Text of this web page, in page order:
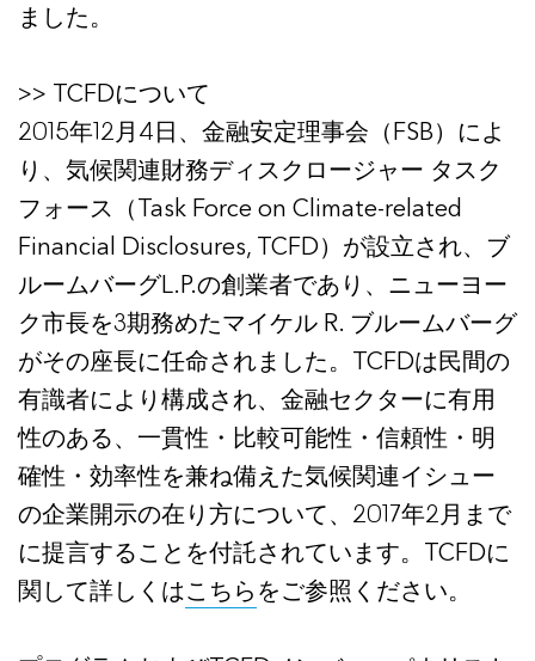
ました。
>> TCFDについて
2015年12月4日、金融安定理事会（FSB）によ
り、気候関連財務ディスクロージャー タスク
フォース（Task Force on Climate-related
Financial Disclosures, TCFD）が設立され、ブ
ルームバーグL.P.の創業者であり、ニューヨー
ク市長を3期務めたマイケル R. ブルームバーグ
がその座長に任命されました。TCFDは民間の
有識者により構成され、金融セクターに有用
性のある、一貫性・比較可能性・信頼性・明
確性・効率性を兼ね備えた気候関連イシュー
の企業開示の在り方について、2017年2月まで
に提言することを付託されています。TCFDに
関して詳しくはこちらをご参照ください。